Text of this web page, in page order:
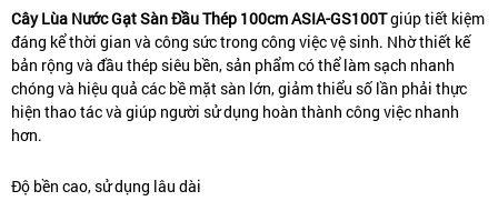
Cây Lùa Nước Gạt Sàn Đầu Thép 100cm ASIA-GS100Tgiúp tiết kiệm
đáng kể thời gian và công sức trong công việc vệ sinh. Nhờ thiết kế
bản rộng và đầu thép siêu bền, sản phẩm có thể làm sạch nhanh
chóng và hiệu quả các bề mặt sàn lớn, giảm thiểu số lần phải thực
hiện thao tác và giúp người sử dụng hoàn thành công việc nhanh
hơn.
Độ bền cao, sử dụng lâu dài